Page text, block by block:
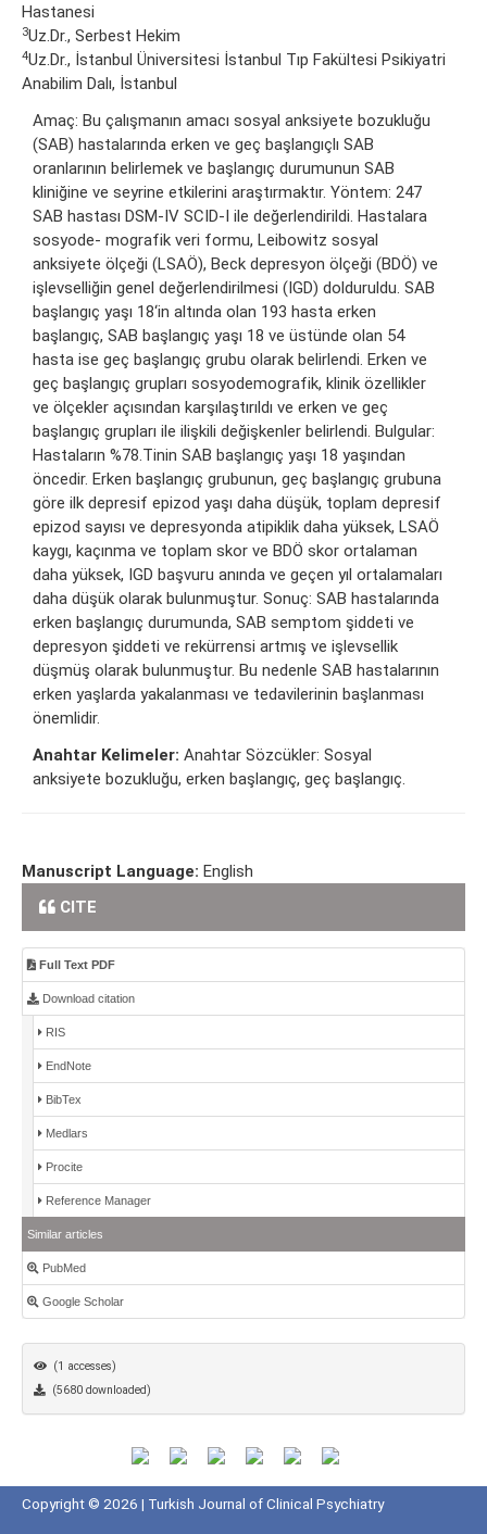
Hastanesi
3Uz.Dr., Serbest Hekim
4Uz.Dr., İstanbul Üniversitesi İstanbul Tıp Fakültesi Psikiyatri
Anabilim Dalı, İstanbul
Amaç: Bu çalışmanın amacı sosyal anksiyete bozukluğu
(SAB) hastalarında erken ve geç başlangıçlı SAB
oranlarının belirlemek ve başlangıç durumunun SAB
kliniğine ve seyrine etkilerini araştırmaktır. Yöntem: 247
SAB hastası DSM-IV SCID-I ile değerlendirildi. Hastalara
sosyode- mografik veri formu, Leibowitz sosyal
anksiyete ölçeği (LSAÖ), Beck depresyon ölçeği (BDÖ) ve
işlevselliğin genel değerlendirilmesi (IGD) dolduruldu. SAB
başlangıç yaşı 18‘in altında olan 193 hasta erken
başlangıç, SAB başlangıç yaşı 18 ve üstünde olan 54
hasta ise geç başlangıç grubu olarak belirlendi. Erken ve
geç başlangıç grupları sosyodemografik, klinik özellikler
ve ölçekler açısından karşılaştırıldı ve erken ve geç
başlangıç grupları ile ilişkili değişkenler belirlendi. Bulgular:
Hastaların %78.Tinin SAB başlangıç yaşı 18 yaşından
öncedir. Erken başlangıç grubunun, geç başlangıç grubuna
göre ilk depresif epizod yaşı daha düşük, toplam depresif
epizod sayısı ve depresyonda atipiklik daha yüksek, LSAÖ
kaygı, kaçınma ve toplam skor ve BDÖ skor ortalaman
daha yüksek, IGD başvuru anında ve geçen yıl ortalamaları
daha düşük olarak bulunmuştur. Sonuç: SAB hastalarında
erken başlangıç durumunda, SAB semptom şiddeti ve
depresyon şiddeti ve rekürrensi artmış ve işlevsellik
düşmüş olarak bulunmuştur. Bu nedenle SAB hastalarının
erken yaşlarda yakalanması ve tedavilerinin başlanması
önemlidir.
Anahtar Kelimeler: Anahtar Sözcükler: Sosyal
anksiyete bozukluğu, erken başlangıç, geç başlangıç.
Manuscript Language: English
CITE
Full Text PDF
Download citation
RIS
EndNote
BibTex
Medlars
Procite
Reference Manager
Similar articles
PubMed
Google Scholar
(1 accesses)
(5680 downloaded)
Copyright © 2026 | Turkish Journal of Clinical Psychiatry